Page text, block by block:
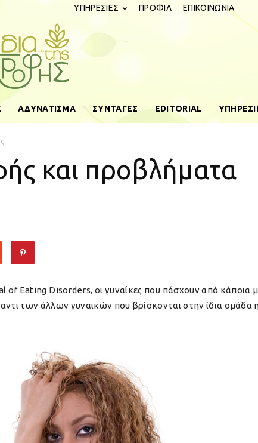
ΥΠΗΡΕΣΙΕΣ ΠΡΟΦΙΛ ΕΠΙΚΟΙΝΩΝΙΑ
ΑΔΥΝΑΤΙΣΜΑ ΣΥΝΤΑΓΕΣ EDITORIAL
και προβλήματα
of Eating Disorders, οι γυναίκες που πάσχουν από κάποια
των άλλων γυναικών που βρίσκονται στην ίδια ομάδα